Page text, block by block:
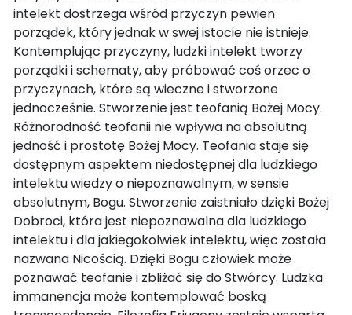
intelekt dostrzega wśród przyczyn pewien
porządek, który jednak w swej istocie nie istnieje.
Kontemplując przyczyny, ludzki intelekt tworzy
porządki i schematy, aby próbować coś orzec o
przyczynach, które są wieczne i stworzone
jednocześnie. Stworzenie jest teofanią Bożej Mocy.
Różnorodność teofanii nie wpływa na absolutną
jedność i prostotę Bożej Mocy. Teofania staje się
dostępnym aspektem niedostępnej dla ludzkiego
intelektu wiedzy o niepoznawalnym, w sensie
absolutnym, Bogu. Stworzenie zaistniało dzięki Bożej
Dobroci, która jest niepoznawalna dla ludzkiego
intelektu i dla jakiegokolwiek intelektu, więc została
nazwana Nicością. Dzięki Bogu człowiek może
poznawać teofanie i zbliżać się do Stwórcy. Ludzka
immanencja może kontemplować boską